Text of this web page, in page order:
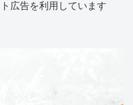
広告を利用しています